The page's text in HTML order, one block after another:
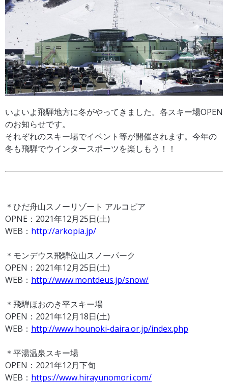
いよいよ飛騨地方に冬がやってきました。各スキー場OPEN
のお知らせです。
それぞれのスキー場でイベント等が開催されます。今年の
冬も飛騨でウインタースポーツを楽しもう！！
＊ひだ舟山スノーリゾート アルコピア
OPNE：2021年12月25日(土)
WEB： http://arkopia.jp/
＊モンデウス飛騨位山スノーパーク
OPEN：2021年12月25日(土)
WEB： http://www.montdeus.jp/snow/
＊飛騨ほおのき平スキー場
OPEN：2021年12月18日(土)
WEB： http://www.hounoki-daira.or.jp/index.php
＊平湯温泉スキー場
OPEN：2021年12月下旬
WEB： https://www.hirayunomori.com/